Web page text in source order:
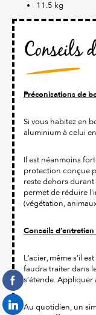
11.5 kg
Conseils
Préconisations de
Si vous habitez en
aluminium à celui
Il est néanmoins
protection conçue
reste dehors
permet de réduire
(végétation,
Conseils d’entretien
L’acier, même s’il
faudra traiter dans
s’étende.
Au quotidien, un